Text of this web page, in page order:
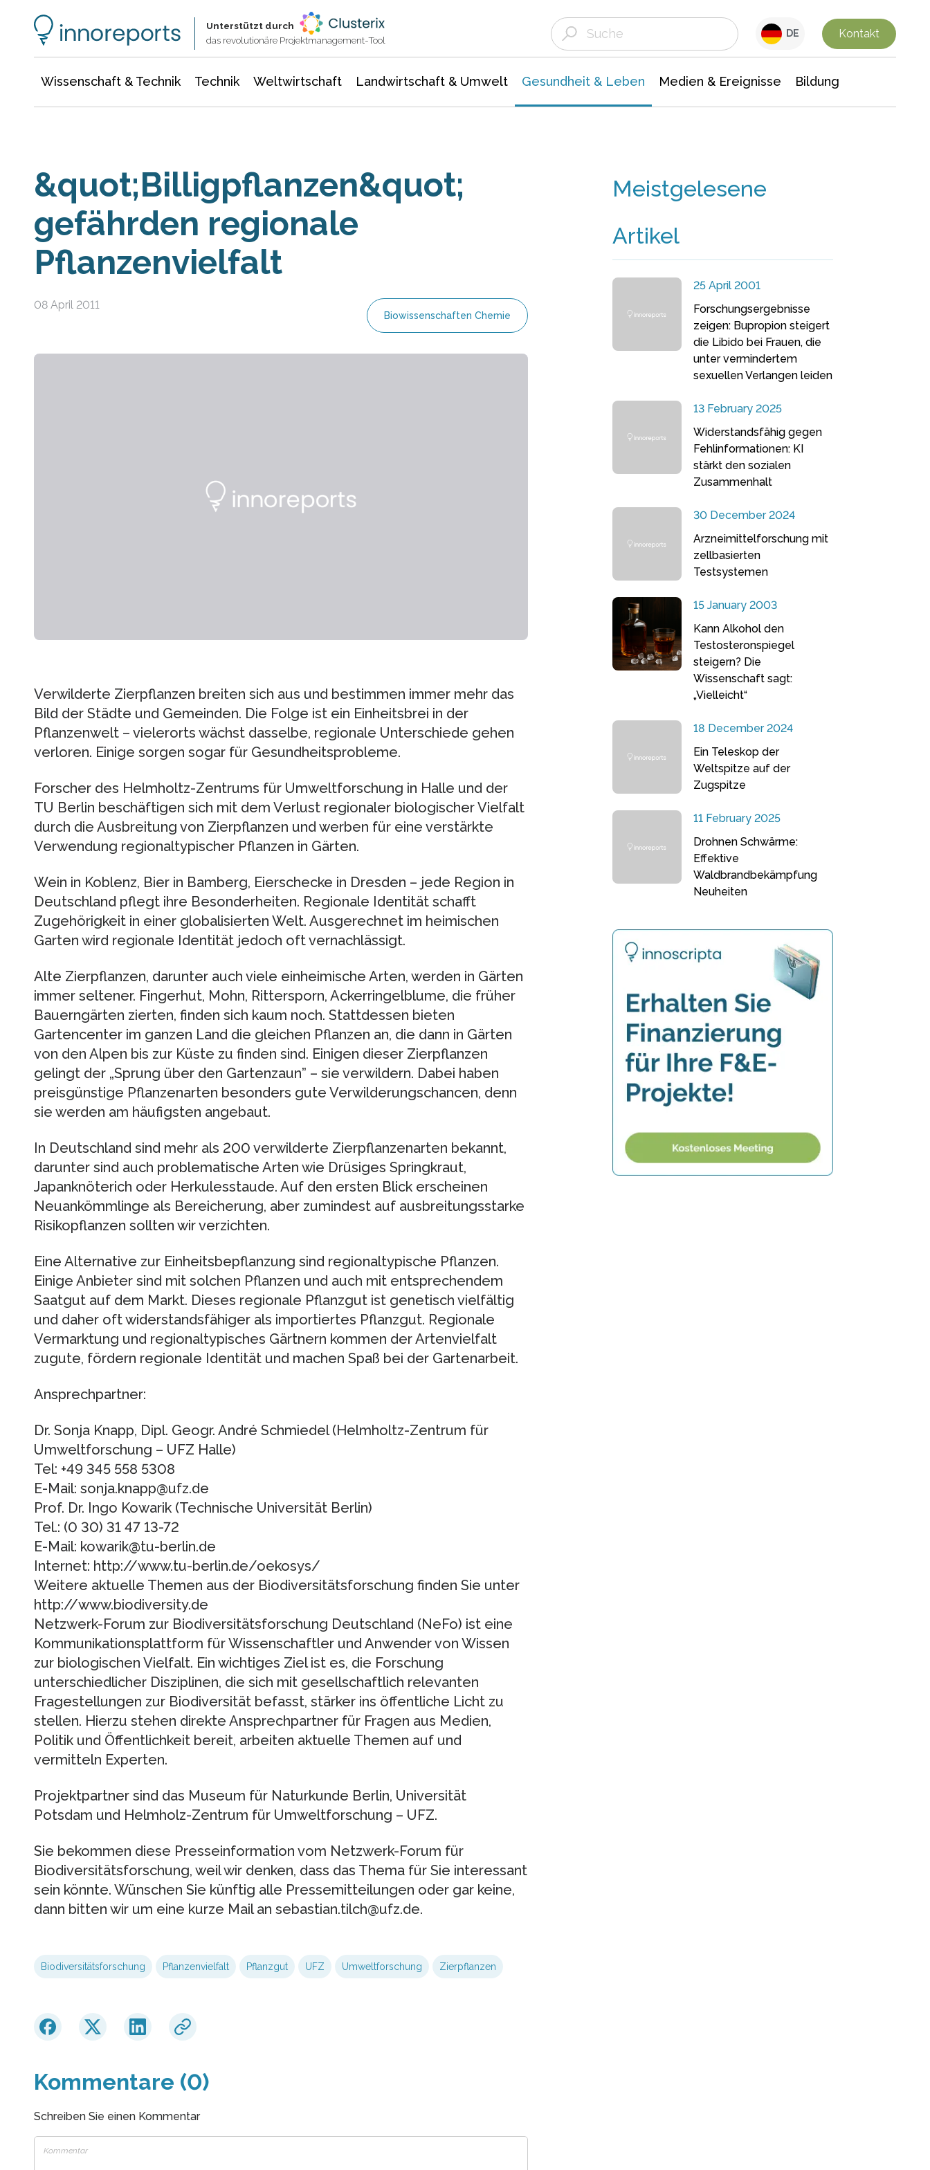
Unterstützt durch
das revolutionäre Projektmanagement-Tool
DE Kontakt
Wissenschaft & Technik Technik Weltwirtschaft Landwirtschaft & Umwelt Gesundheit & Leben Medien & Ereignisse Bildung
&quot;Billigpflanzen&quot;
gefährden regionale
Pflanzenvielfalt
08 April 2011
Biowissenschaften Chemie
Verwilderte Zierpflanzen breiten sich aus und bestimmen immer mehr das
Bild der Städte und Gemeinden. Die Folge ist ein Einheitsbrei in der
Pflanzenwelt – vielerorts wächst dasselbe, regionale Unterschiede gehen
verloren. Einige sorgen sogar für Gesundheitsprobleme.
Forscher des Helmholtz-Zentrums für Umweltforschung in Halle und der
TU Berlin beschäftigen sich mit dem Verlust regionaler biologischer Vielfalt
durch die Ausbreitung von Zierpflanzen und werben für eine verstärkte
Verwendung regionaltypischer Pflanzen in Gärten.
Wein in Koblenz, Bier in Bamberg, Eierschecke in Dresden – jede Region in
Deutschland pflegt ihre Besonderheiten. Regionale Identität schafft
Zugehörigkeit in einer globalisierten Welt. Ausgerechnet im heimischen
Garten wird regionale Identität jedoch oft vernachlässigt.
Alte Zierpflanzen, darunter auch viele einheimische Arten, werden in Gärten
immer seltener. Fingerhut, Mohn, Rittersporn, Ackerringelblume, die früher
Bauerngärten zierten, finden sich kaum noch. Stattdessen bieten
Gartencenter im ganzen Land die gleichen Pflanzen an, die dann in Gärten
von den Alpen bis zur Küste zu finden sind. Einigen dieser Zierpflanzen
gelingt der „Sprung über den Gartenzaun” – sie verwildern. Dabei haben
preisgünstige Pflanzenarten besonders gute Verwilderungschancen, denn
sie werden am häufigsten angebaut.
In Deutschland sind mehr als 200 verwilderte Zierpflanzenarten bekannt,
darunter sind auch problematische Arten wie Drüsiges Springkraut,
Japanknöterich oder Herkulesstaude. Auf den ersten Blick erscheinen
Neuankömmlinge als Bereicherung, aber zumindest auf ausbreitungsstarke
Risikopflanzen sollten wir verzichten.
Eine Alternative zur Einheitsbepflanzung sind regionaltypische Pflanzen.
Einige Anbieter sind mit solchen Pflanzen und auch mit entsprechendem
Saatgut auf dem Markt. Dieses regionale Pflanzgut ist genetisch vielfältig
und daher oft widerstandsfähiger als importiertes Pflanzgut. Regionale
Vermarktung und regionaltypisches Gärtnern kommen der Artenvielfalt
zugute, fördern regionale Identität und machen Spaß bei der Gartenarbeit.
Ansprechpartner:
Dr. Sonja Knapp, Dipl. Geogr. André Schmiedel (Helmholtz-Zentrum für
Umweltforschung – UFZ Halle)
Tel: +49 345 558 5308
E-Mail: sonja.knapp@ufz.de
Prof. Dr. Ingo Kowarik (Technische Universität Berlin)
Tel.: (0 30) 31 47 13-72
E-Mail: kowarik@tu-berlin.de
Internet: http://www.tu-berlin.de/oekosys/
Weitere aktuelle Themen aus der Biodiversitätsforschung finden Sie unter
http://www.biodiversity.de
Netzwerk-Forum zur Biodiversitätsforschung Deutschland (NeFo) ist eine
Kommunikationsplattform für Wissenschaftler und Anwender von Wissen
zur biologischen Vielfalt. Ein wichtiges Ziel ist es, die Forschung
unterschiedlicher Disziplinen, die sich mit gesellschaftlich relevanten
Fragestellungen zur Biodiversität befasst, stärker ins öffentliche Licht zu
stellen. Hierzu stehen direkte Ansprechpartner für Fragen aus Medien,
Politik und Öffentlichkeit bereit, arbeiten aktuelle Themen auf und
vermitteln Experten.
Projektpartner sind das Museum für Naturkunde Berlin, Universität
Potsdam und Helmholz-Zentrum für Umweltforschung – UFZ.
Sie bekommen diese Presseinformation vom Netzwerk-Forum für
Biodiversitätsforschung, weil wir denken, dass das Thema für Sie interessant
sein könnte. Wünschen Sie künftig alle Pressemitteilungen oder gar keine,
dann bitten wir um eine kurze Mail an sebastian.tilch@ufz.de.
Biodiversitätsforschung Pflanzenvielfalt Pflanzgut UFZ Umweltforschung Zierpflanzen
Kommentare (0)
Schreiben Sie einen Kommentar
Meistgelesene
Artikel
25 April 2001
Forschungsergebnisse
zeigen: Bupropion steigert
die Libido bei Frauen, die
unter vermindertem
sexuellen Verlangen leiden
13 February 2025
Widerstandsfähig gegen
Fehlinformationen: KI
stärkt den sozialen
Zusammenhalt
30 December 2024
Arzneimittelforschung mit
zellbasierten
Testsystemen
15 January 2003
Kann Alkohol den
Testosteronspiegel
steigern? Die
Wissenschaft sagt:
„Vielleicht“
18 December 2024
Ein Teleskop der
Weltspitze auf der
Zugspitze
11 February 2025
Drohnen Schwärme:
Effektive
Waldbrandbekämpfung
Neuheiten